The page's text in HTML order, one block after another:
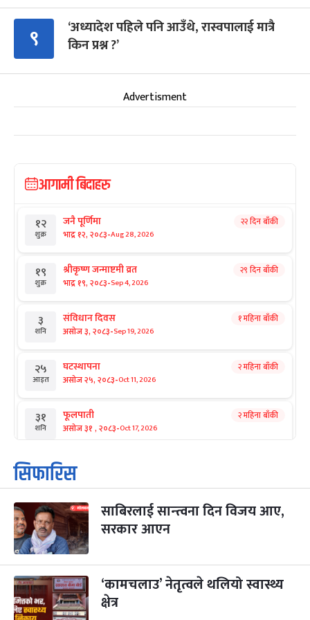
९
‘अध्यादेश पहिले पनि आउँथे, रास्वपालाई मात्रै
किन प्रश्न ?’
Advertisment
आगामी बिदाहरु
१२
शुक्र
जनै पूर्णिमा
भाद्र १२, २०८३-Aug 28, 2026
२२ दिन बाँकी
१९
शुक्र
श्रीकृष्ण जन्माष्टमी व्रत
भाद्र १९, २०८३-Sep 4, 2026
२९ दिन बाँकी
३
शनि
संविधान दिवस
असोज ३, २०८३-Sep 19, 2026
१ महिना बाँकी
२५
आइत
घटस्थापना
असोज २५, २०८३-Oct 11, 2026
२ महिना बाँकी
३१
शनि
फूलपाती
असोज ३१ , २०८३-Oct 17, 2026
२ महिना बाँकी
१
आइत
कार्तिक सङ्क्रान्ति
कार्तिक १, २०८३
३
मंगल
महानवमी
कार्तिक ३, २०८३-Oct 20, 2026
२ महिना बाँकी
४
बुध कार्तिक ४, २०८३
५ पापा‌ङ्कुशा एकादशी व्रत
सिफारिस
साबिरलाई सान्त्वना दिन विजय आए,
सरकार आएन
‘कामचलाउ’ नेतृत्वले थलियो स्वास्थ्य
क्षेत्र